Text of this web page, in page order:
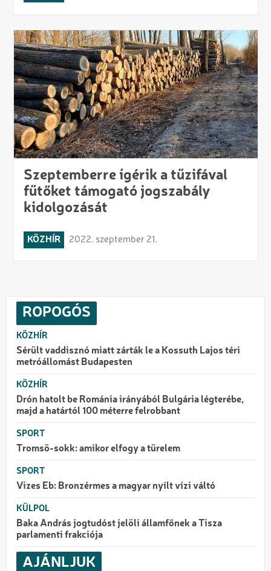
Szeptemberre ígérik a tűzifával
fűtőket támogató jogszabály
kidolgozását
KÖZHÍR 2022. szeptember 21.
ROPOGÓS
KÖZHÍR
Sérült vaddisznó miatt zárták le a Kossuth Lajos téri
metróállomást Budapesten
KÖZHÍR
Drón hatolt be Románia irányából Bulgária légterébe,
majd a határtól 100 méterre felrobbant
SPORT
Tromsö-sokk: amikor elfogy a türelem
SPORT
Vizes Eb: Bronzérmes a magyar nyílt vízi váltó
KÜLPOL
Baka András jogtudóst jelöli államfőnek a Tisza
parlamenti frakciója
AJÁNLJUK